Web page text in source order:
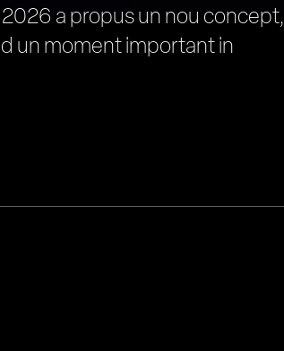
a propus un nou concept,
un moment important in